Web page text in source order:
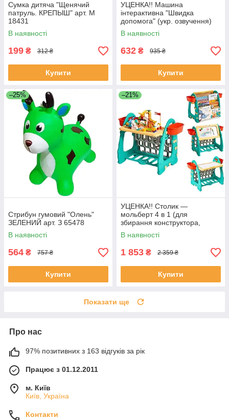
Сумка дитяча "Щенячий
патруль. КРЕПЫШ" арт. M
18431
В наявності
199 ₴ 312 ₴
Купити
УЦЕНКА!! Машина
інтерактивна "Швидка
допомога" (укр. озвучення)
арт. 46349
В наявності
632 ₴ 935 ₴
Купити
–25%
Стрибун гумовий "Олень"
ЗЕЛЕНИЙ арт. З 65478
В наявності
564 ₴ 757 ₴
Купити
–21%
УЦЕНКА!! Столик —
мольберт 4 в 1 (для
збирання конструктора,
малювання, книжкова
полиця) арт. S 075
В наявності
1 853 ₴ 2 359 ₴
Купити
Показати ще
Про нас
97% позитивних з 163 відгуків за рік
Працює з 01.12.2011
м. Київ
Київ, Україна
Контакти